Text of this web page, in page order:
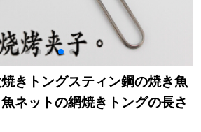
きトングスティン鋼の焼き魚
ネットの網焼きトングの長さ